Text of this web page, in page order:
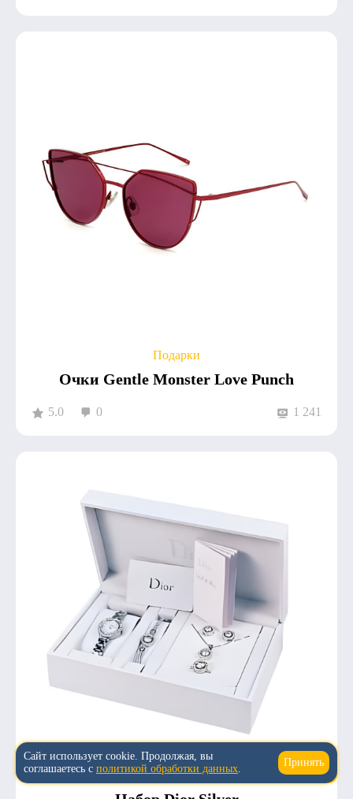
Подарки
Очки Gentle Monster Love Punch
5.0 0 1 241
Подарки ↑
Сайт использует cookie. Продолжая, вы
соглашаетесь с политикой обработки данных.
Принять